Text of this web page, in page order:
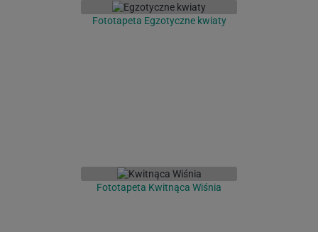
Fototapeta Egzotyczne kwiaty
Fototapeta Kwitnąca Wiśnia